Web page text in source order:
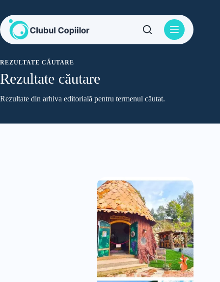
conținut
REZULTATE CĂUTARE
Rezultate căutare
Rezultate din arhiva editorială pentru termenul căutat.